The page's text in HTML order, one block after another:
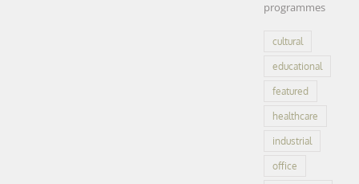
programmes
cultural
educational
featured
healthcare
industrial
office